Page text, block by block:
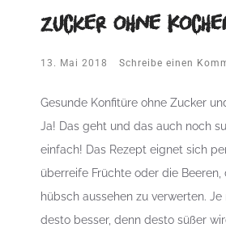
Zucker ohne
13. Mai 2018 Schreibe einen
Gesunde Konfitüre ohne Zucker
Ja! Das geht und das auch noch
einfach! Das Rezept eignet sich
überreife Früchte oder die
hübsch aussehen zu verwerten.
desto besser, denn desto süßer